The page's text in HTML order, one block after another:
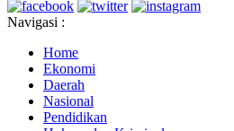
Navigasi :
Home
Ekonomi
Daerah
Nasional
Pendidikan